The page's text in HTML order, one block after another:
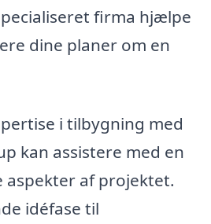
firma hjælpe
dine planer om en
i tilbygning med
kan assistere med en
af projektet.
idéfase til